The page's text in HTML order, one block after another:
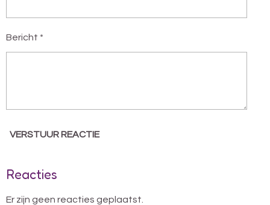
Bericht *
VERSTUUR REACTIE
Reacties
Er zijn geen reacties geplaatst.